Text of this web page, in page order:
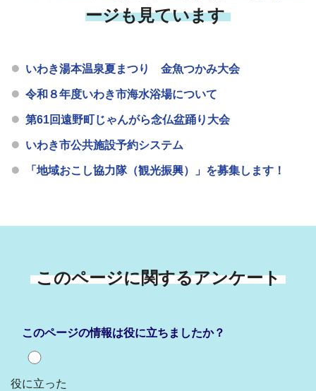
ージも見ています
いわき湯本温泉夏まつり 金魚つかみ大会
令和８年度いわき市海水浴場について
第61回遠野町じゃんがら念仏盆踊り大会
いわき市公共施設予約システム
「地域おこし協力隊（観光振興）」を募集します！
このページに関するアンケート
このページの情報は役に立ちましたか？
役に立った